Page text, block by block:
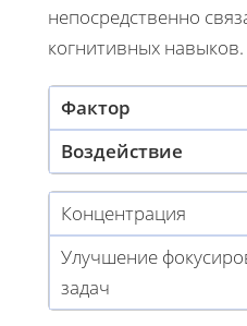
непосредственно
когнитивных навыков.
Фактор
Воздействие
Концентрация
Улучшение
задач